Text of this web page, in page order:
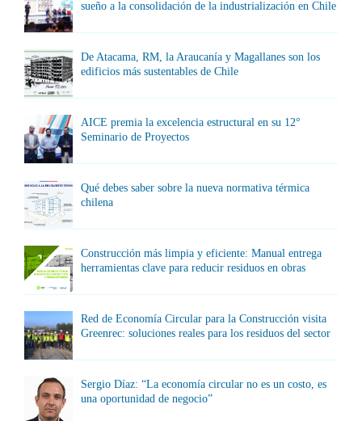
sueño a la consolidación de la industrialización en Chile
De Atacama, RM, la Araucanía y Magallanes son los
edificios más sustentables de Chile
AICE premia la excelencia estructural en su 12°
Seminario de Proyectos
Qué debes saber sobre la nueva normativa térmica
chilena
Construcción más limpia y eficiente: Manual entrega
herramientas clave para reducir residuos en obras
Red de Economía Circular para la Construcción visita
Greenrec: soluciones reales para los residuos del sector
Sergio Díaz: “La economía circular no es un costo, es
una oportunidad de negocio”